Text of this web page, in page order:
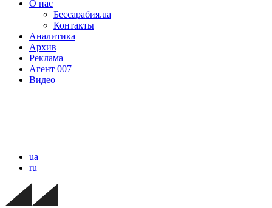
О нас
Бессарабия.ua
Контакты
Аналитика
Архив
Реклама
Агент 007
Видео
ua
ru